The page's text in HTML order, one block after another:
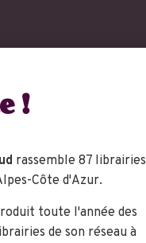
!
rassemble 87 librairies
Côte d'Azur.
toute l'année des
de son réseau à